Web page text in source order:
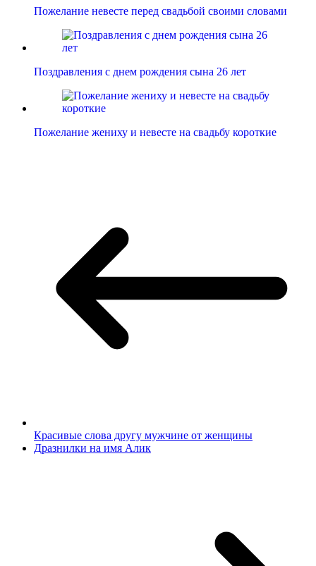
Пожелание невесте перед свадьбой своими словами
Поздравления с днем рождения сына 26 лет
Пожелание жениху и невесте на свадьбу короткие
Красивые слова другу мужчине от женщины
Дразнилки на имя Алик